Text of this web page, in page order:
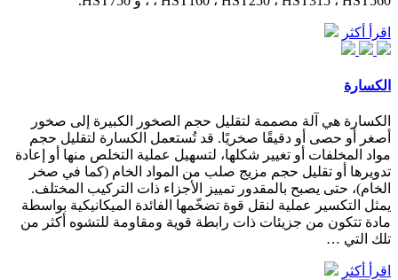
اقرأ أكثر
الكسارة
الكسارة هي آلة مصممة لتقليل حجم الصخور الكبيرة إلى صخور
أصغر أو حصى أو دقيقًا صخريًا. قد تُستعمل الكسارة لتقليل حجم
مواد المخلفات أو تغيير شكلها، لتسهيل عملية التخلص منها أو إعادة
تدويرها أو تقليل حجم مزيج صلب من المواد الخام (كما في صخر
الخام)، حتى يصبح بالمقدور تمييز الأجزاء ذات التركيب المختلف.
يمثل التكسير عملية لنقل قوة تضخّمها الفائدة الميكانيكية بواسطة
مادة تتكون من جزيئات ذات رابطة قوية ومقاومة للتشوه أكثر من
تلك التي …
اقرأ أكثر